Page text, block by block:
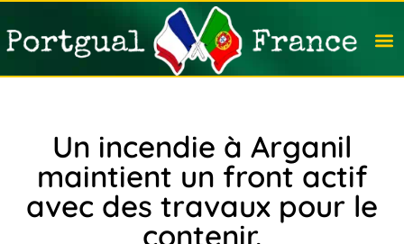
Un incendie à Arganil
maintient un front actif
avec des travaux pour le
contenir.